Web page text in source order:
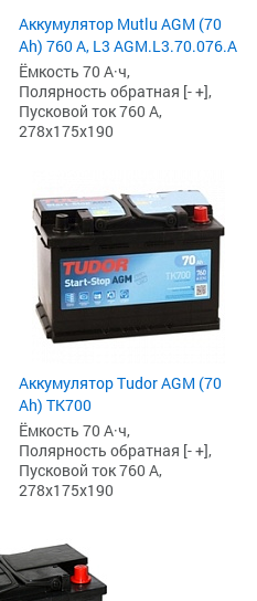
Аккумулятор Mutlu AGM (70
Ah) 760 А, L3 AGM.L3.70.076.A
Ёмкость 70 А·ч,
Полярность обратная [- +],
Пусковой ток 760 А,
278x175x190
Аккумулятор Tudor AGM (70
Ah) TK700
Ёмкость 70 А·ч,
Полярность обратная [- +],
Пусковой ток 760 А,
278x175x190